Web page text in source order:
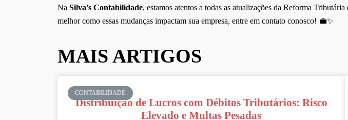
Na Silva’s Contabilidade, estamos atentos a todas as atualizações da Reforma
melhor como essas mudanças impactam sua empresa, entre em contato conosco! 💼✨
MAIS ARTIGOS
CONTABILIDADE
Distribuição de Lucros com Débitos Tributários: Risco
Elevado e Multas Pesadas